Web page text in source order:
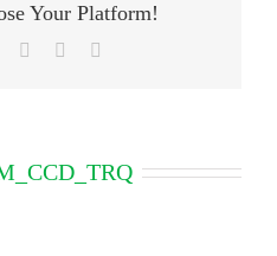
Your Platform!
TumblrPinterest